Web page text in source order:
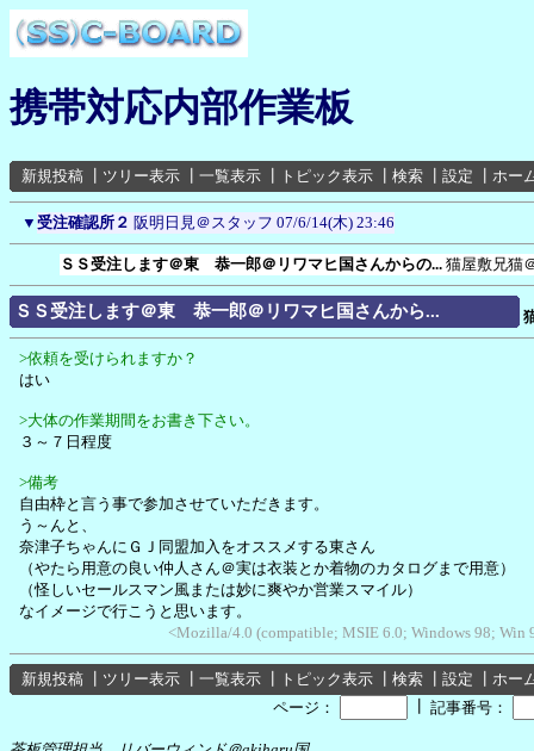
携帯対応内部作業板
新規投稿 ツリー表示 一覧表示 トピック表示 検索 設定 ホー
▼ 受注確認所２ 阪明日見＠スタッフ 07/6/14(木) 23:46
ＳＳ受注します＠東 恭一郎＠リワマヒ国さんからの... 猫屋敷兄猫
ＳＳ受注します＠東 恭一郎＠リワマヒ国さんから...
>依頼を受けられますか？
はい
>大体の作業期間をお書き下さい。
３～７日程度
>備考
自由枠と言う事で参加させていただきます。
う～んと、
奈津子ちゃんにＧＪ同盟加入をオススメする東さん
（やたら用意の良い仲人さん＠実は衣装とか着物のカタログまで用意）
（怪しいセールスマン風または妙に爽やか営業スマイル）
なイメージで行こうと思います。
<Mozilla/4.0 (compatible; MSIE 6.0; Windows 98;
新規投稿 ツリー表示 一覧表示 トピック表示 検索 設定
ホー
ページ：
記事番号：